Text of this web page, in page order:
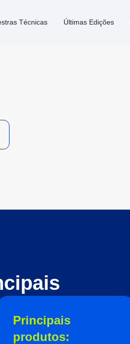
Técnicas Últimas Edições
Principais
produtos: